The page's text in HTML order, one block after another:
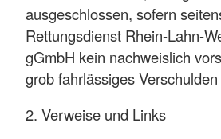
ausgeschlossen, sofern
Rettungsdienst Rhein-Lahn-
gGmbH kein nachweislich
grob fahrlässiges
2. Verweise und Links